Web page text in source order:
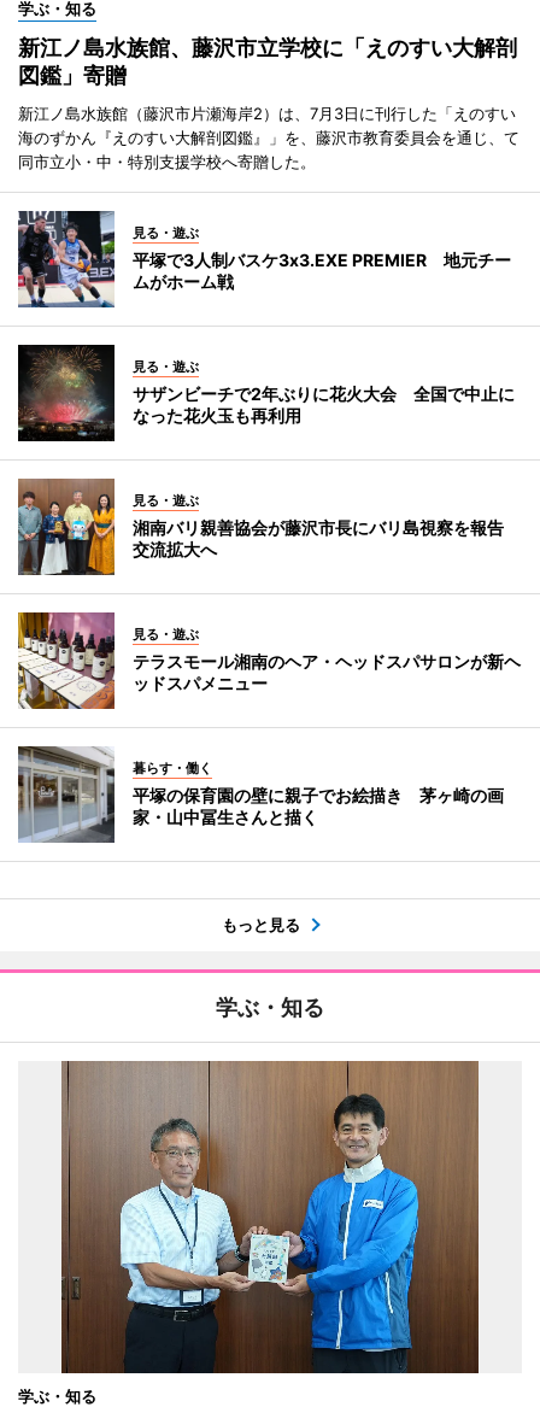
学ぶ・知る
新江ノ島水族館、藤沢市立学校に「えのすい大解剖
図鑑」寄贈
新江ノ島水族館（藤沢市片瀬海岸2）は、7月3日に刊行した「えのすい
海のずかん『えのすい大解剖図鑑』」を、藤沢市教育委員会を通じ、て
同市立小・中・特別支援学校へ寄贈した。
見る・遊ぶ
平塚で3人制バスケ3x3.EXE PREMIER 地元チー
ムがホーム戦
見る・遊ぶ
サザンビーチで2年ぶりに花火大会 全国で中止に
なった花火玉も再利用
見る・遊ぶ
湘南バリ親善協会が藤沢市長にバリ島視察を報告
交流拡大へ
見る・遊ぶ
テラスモール湘南のヘア・ヘッドスパサロンが新ヘ
ッドスパメニュー
暮らす・働く
平塚の保育園の壁に親子でお絵描き 茅ヶ崎の画
家・山中冨生さんと描く
もっと見る
学ぶ・知る
学ぶ・知る